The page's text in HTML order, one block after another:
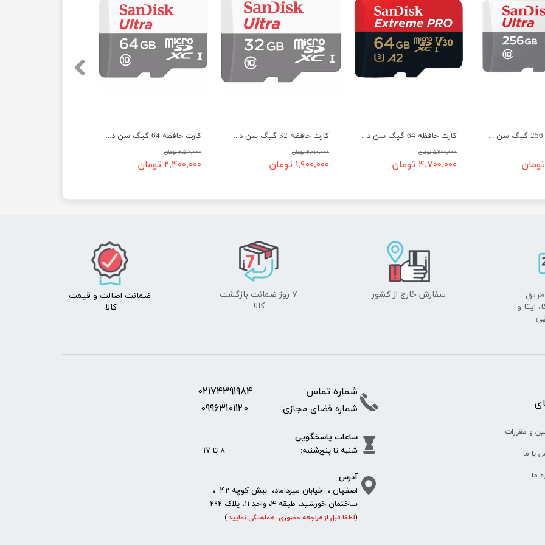
کارت حافظه 64 گیگ سن دیسک سرعت 100 - SanDisk micro SD 64GB Ultra
۲,۵۱۰,۰۰۰ تومان
۲,۴۰۰,۰۰۰ تومان
کارت حافظه 32 گیگ سن دیسک سرعت 100 - SanDisk micro SD 32GB Ultra
۲,۰۱۰,۰۰۰ تومان
۱,۹۰۰,۰۰۰ تومان
کارت حافظه 64 گیگ سن دیسک سرعت 200 - SanDisk micro SD 64GB Extreme PRO
۵,۲۰۰,۰۰۰ تومان
۴,۷۰۰,۰۰۰ تومان
کارت حافظه 256 گیگ سن دیسک سرعت 100 - SanDisk micro SD 256GB Ultra
ایتاو
سفارش خارج از کشور
۷ روز ضمانت بازگشت
​​​​​​​کالا
ضمانت اصالت و قیمت​​​​​​​
کالا ​​​​​​​
و مقررات
با ما
ما
شماره تماس: 02174391984
شماره فضای مجازی: 09963101120
ساعات پاسخگویی:
شنبه تا پنج‌شنبه: 8 تا 17
آدرس:
اصفهان ، خیابان میرداماد، نبش کوچه 42 ،
ساختمان خورشید، طبقه 4، واحد 11، پلاک 292
(لطفا قبل از مراجعه حضوری، هماهنگی نمایید.
)